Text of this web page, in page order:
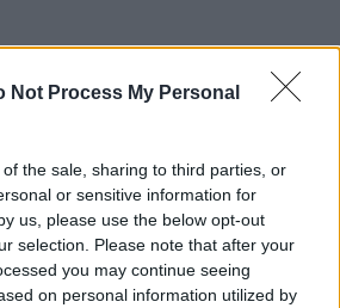
Not Process My Personal
the sale, sharing to third parties, or
or sensitive information for
us, please use the below opt-out
selection. Please note that after your
you may continue seeing
on personal information utilized by
plaisir musical :
les MP3 sur
les MP3 ou trouver le CD sur
et des CD sur
de musique ou une partition au